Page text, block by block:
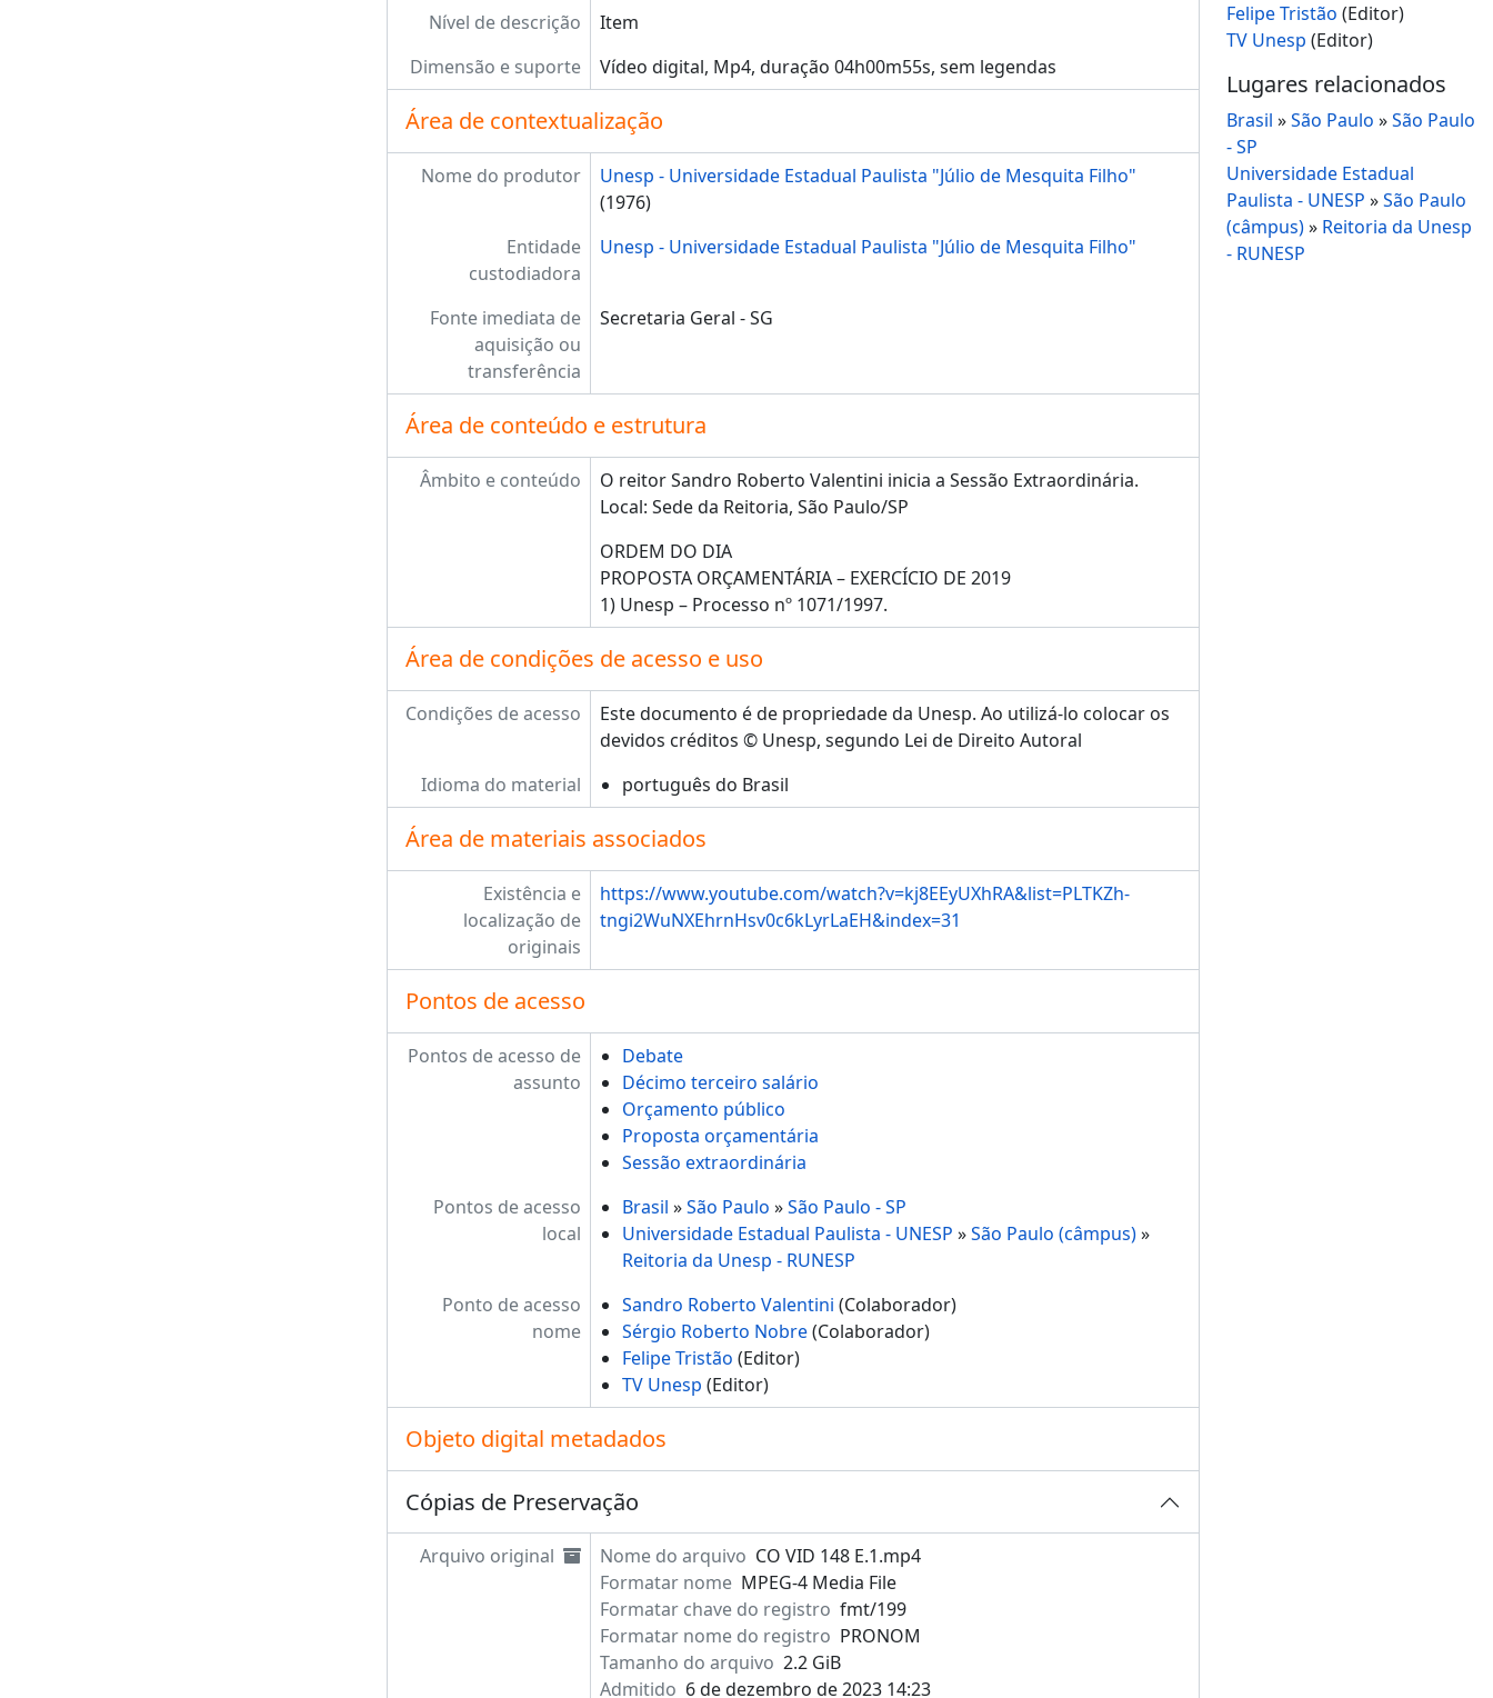
Nível de descrição
Item
Dimensão e suporte
Vídeo digital, Mp4, duração 04h00m55s, sem legendas
Área de contextualização
Nome do produtor
Unesp - Universidade Estadual Paulista "Júlio de Mesquita Filho"
(1976)
Entidade
custodiadora
Unesp - Universidade Estadual Paulista "Júlio de Mesquita Filho"
Fonte imediata de
aquisição ou
transferência
Secretaria Geral - SG
Área de conteúdo e estrutura
Âmbito e conteúdo
O reitor Sandro Roberto Valentini inicia a Sessão Extraordinária.
Local: Sede da Reitoria, São Paulo/SP
ORDEM DO DIA
PROPOSTA ORÇAMENTÁRIA – EXERCÍCIO DE 2019
1) Unesp – Processo nº 1071/1997.
Área de condições de acesso e uso
Condições de acesso
Este documento é de propriedade da Unesp. Ao utilizá-lo colocar os
devidos créditos © Unesp, segundo Lei de Direito Autoral
Idioma do material
português do Brasil
Área de materiais associados
Existência e
localização de
originais
https://www.youtube.com/watch?v=kj8EEyUXhRA&list=PLTKZh-
tngi2WuNXEhrnHsv0c6kLyrLaEH&index=31
Pontos de acesso
Pontos de acesso de
assunto
Debate
Décimo terceiro salário
Orçamento público
Proposta orçamentária
Sessão extraordinária
Pontos de acesso
local
Brasil »São Paulo »São Paulo - SP
Universidade Estadual Paulista - UNESP »São Paulo (câmpus)»
Reitoria da Unesp - RUNESP
Ponto de acesso
nome
Sandro Roberto Valentini (Colaborador)
Sérgio Roberto Nobre (Colaborador)
Felipe Tristão (Editor)
TV Unesp (Editor)
Objeto digital metadados
Cópias de Preservação
Arquivo original Nome do arquivo CO VID 148 E.1.mp4
Formatar nome MPEG-4 Media File
Formatar chave do registro fmt/199
Formatar nome do registro PRONOM
Tamanho do arquivo 2.2 GiB
Admitido 6 de dezembro de 2023 14:23
Felipe Tristão (Editor)
TV Unesp (Editor)
Lugares relacionados
Brasil »São Paulo »São Paulo
- SP
Universidade Estadual
Paulista - UNESP »São Paulo
(câmpus)» Reitoria da Unesp
- RUNESP